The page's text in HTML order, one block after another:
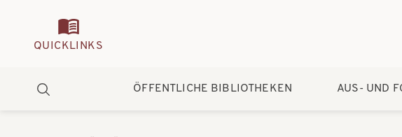
Quickmenu
QUICKLINKS
Hauptnavigation
ÖFFENTLICHE BIBLIOTHEKEN AUS- UND
Suche